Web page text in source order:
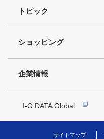
トピック
ショッピング
企業情報
I-O DATA Global
サイトマップ